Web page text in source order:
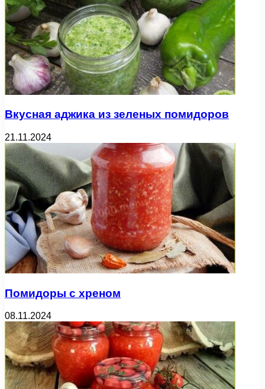
Вкусная аджика из зеленых помидоров
21.11.2024
Помидоры с хреном
08.11.2024